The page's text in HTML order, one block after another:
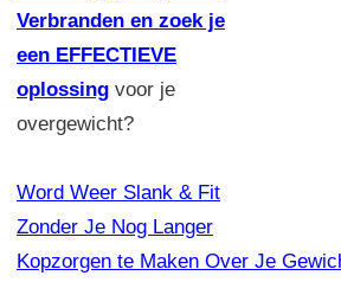
Verbranden en zoek je
een EFFECTIEVE
oplossing voor je
overgewicht?
Word Weer Slank & Fit
Zonder Je Nog Langer
Kopzorgen te Maken Over Je